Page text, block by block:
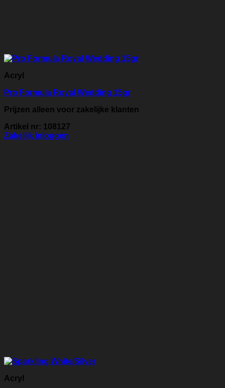
Acryl
Pro Formula Royal Wedding 15gr
Prijzen alleen voor zakelijke klanten
Artikel nr: 108127
Zakelijk inloggen
Acryl